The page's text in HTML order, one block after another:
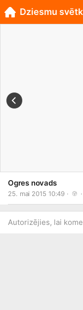
Ogres novads
25. mai 2015 10:49 · ·
Autorizējies, lai